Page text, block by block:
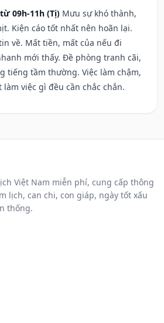
09h-11h (Tị) Mưu sự khó thành,
Kiện cáo tốt nhất nên hoãn lại.
về. Mất tiền, mất của nếu đi
mới thấy. Đề phòng tranh cãi,
tiếng tầm thường. Việc làm chậm,
việc gì đều cần chắc chắn.
Việt Nam miễn phí, cung cấp thông
lịch, can chi, con giáp, ngày tốt xấu
thống.